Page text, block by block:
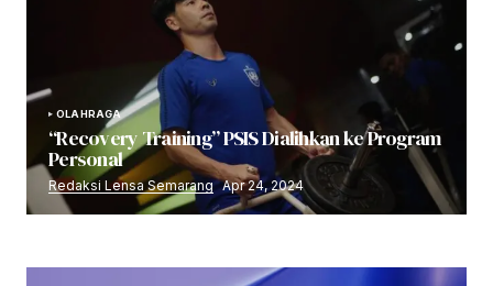
OLAHRAGA
“Recovery Training” PSIS Dialihkan ke Program
Personal
Redaksi Lensa Semarang Apr 24, 2024